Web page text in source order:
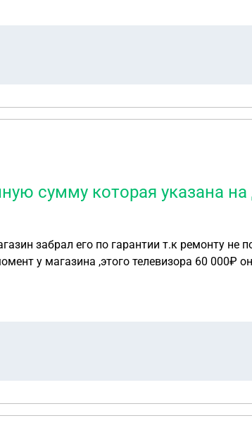
сумму которая указана
забрал его по гарантии т.к ремонту
60 000₽ он так стоит на данный момент.Но они
Ссылаются на то что у них на сайте